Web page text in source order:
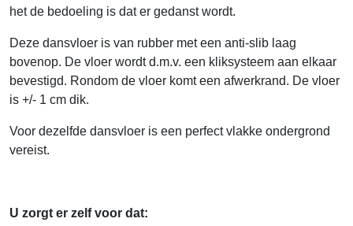
het de bedoeling is dat er gedanst wordt.
Deze dansvloer is van rubber met een anti-slib laag
bovenop. De vloer wordt d.m.v. een kliksysteem aan elkaar
bevestigd. Rondom de vloer komt een afwerkrand. De vloer
is +/- 1 cm dik.
Voor dezelfde dansvloer is een perfect vlakke ondergrond
vereist.
U zorgt er zelf voor dat: